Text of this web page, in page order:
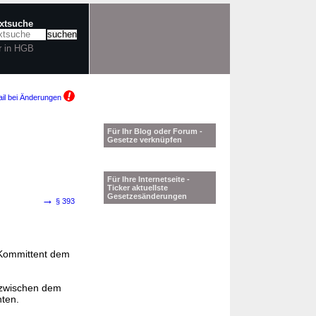
in HGB
bei Änderungen
→ § 393
dem
dem
Für Ihr Blog oder Forum -
Gesetze verknüpfen
Für Ihre Internetseite -
Ticker aktuellste
Gesetzesänderungen